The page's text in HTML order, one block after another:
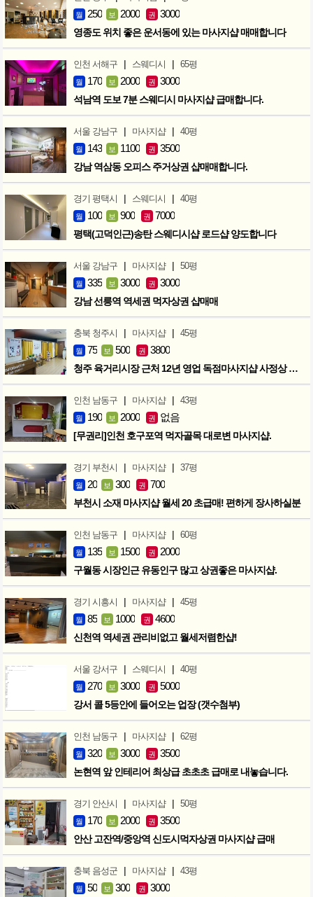
월 250 보 2000 권 3000
영종도 위치 좋은 운서동에 있는 마사지샵 매매합니다
인천 서해구 | 스웨디시 | 65평
월 170 보 2000 권 3000
석남역 도보 7분 스웨디시 마사지샵 급매합니다.
서울 강남구 | 마사지샵 | 40평
월 143 보 1100 권 3500
강남 역삼동 오피스 주거상권 샵매매합니다.
경기 평택시 | 스웨디시 | 40평
월 100 보 900 권 7000
평택(고덕인근)송탄 스웨디시샵 로드샵 양도합니다
서울 강남구 | 마사지샵 | 50평
월 335 보 3000 권 3000
강남 선릉역 역세권 먹자상권 샵매매
충북 청주시 | 마사지샵 | 45평
월 75 보 500 권 3800
청주 육거리시장 근처 12년 영업 독점마사지샵 사정상 급매합니다.
인천 남동구 | 마사지샵 | 43평
월 190 보 2000 권 없음
[무권리]인천 호구포역 먹자골목 대로변 마사지샵.
경기 부천시 | 마사지샵 | 37평
월 20 보 300 권 700
부천시 소재 마사지샵 월세 20 초급매! 편하게 장사하실분
인천 남동구 | 마사지샵 | 60평
월 135 보 1500 권 2000
구월동 시장인근 유동인구 많고 상권좋은 마사지샵.
경기 시흥시 | 마사지샵 | 45평
월 85 보 1000 권 4600
신천역 역세권 관리비없고 월세저렴한샵!
서울 강서구 | 스웨디시 | 40평
월 270 보 3000 권 5000
강서 콜 5등안에 들어오는 업장 (갯수첨부)
인천 남동구 | 마사지샵 | 62평
월 320 보 3000 권 3500
논현역 앞 인테리어 최상급 초초초 급매로 내놓습니다.
경기 안산시 | 마사지샵 | 50평
월 170 보 2000 권 3500
안산 고잔역/중앙역 신도시먹자상권 마사지샵 급매
충북 음성군 | 마사지샵 | 43평
월 50 보 300 권 3000